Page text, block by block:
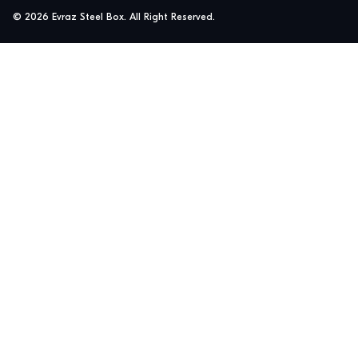
© 2026 Evraz Steel Box. All Right Reserved.